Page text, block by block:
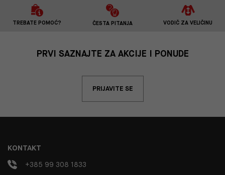
TREBATE POMOĆ? ČESTA PITANJA VODIČ ZA VELIČINU
PRVI SAZNAJTE ZA AKCIJE I PONUDE
PRIJAVITE SE
KONTAKT
+385 99 308 1833